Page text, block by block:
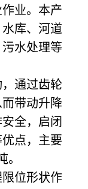
业。本产
库、河道
水处理等
通过齿轮
带动升降
全，启闭
点，主要
。
位形状作